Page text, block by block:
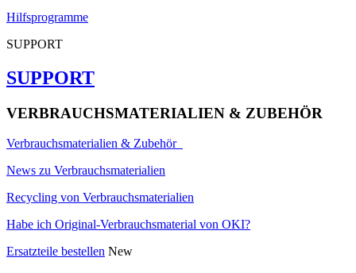
Hilfsprogramme
SUPPORT
SUPPORT
VERBRAUCHSMATERIALIEN & ZUBEHÖR
Verbrauchsmaterialien & Zubehör
News zu Verbrauchsmaterialien
Recycling von Verbrauchsmaterialien
Habe ich Original-Verbrauchsmaterial von OKI?
Ersatzteile bestellen New